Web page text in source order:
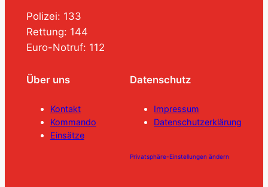
Polizei: 133
Rettung: 144
Euro-Notruf: 112
Über uns
Kontakt
Kommando
Einsätze
Datenschutz
Impressum
Datenschutzerklärung
Privatsphäre-Einstellungen ändern